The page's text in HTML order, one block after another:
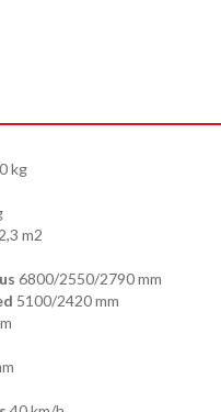
kg
m2
6800/2550/2790 mm
5100/2420 mm